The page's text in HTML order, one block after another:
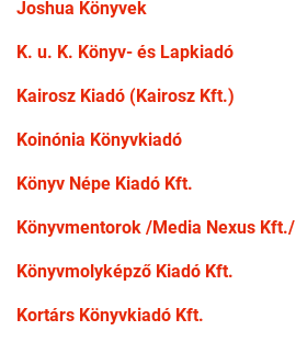
Joshua Könyvek
K. u. K. Könyv- és Lapkiadó
Kairosz Kiadó (Kairosz Kft.)
Koinónia Könyvkiadó
Könyv Népe Kiadó Kft.
Könyvmentorok /Media Nexus Kft./
Könyvmolyképző Kiadó Kft.
Kortárs Könyvkiadó Kft.